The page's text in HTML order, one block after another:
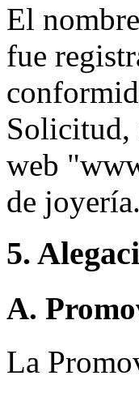
El
fue
Solicitud,
web
de joyería.
5.
A.
La